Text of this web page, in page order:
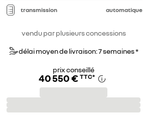
transmission automatique
vendu par plusieurs concessions
délai moyen de livraison: 7 semaines *
prix conseillé
40 550 € TTC*